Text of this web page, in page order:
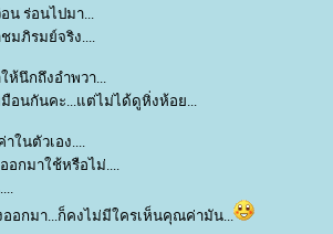
ร่อนไปมา...
มภิรมย์จริง....
นึกถึงอำพวา...
อนกันคะ...แต่ไม่ได้ดูหิ่งห้อย...
นตัวเอง....
อกมาใช้หรือไม่....
อกมา...ก็คงไม่มีใครเห็นคุณค่ามัน...